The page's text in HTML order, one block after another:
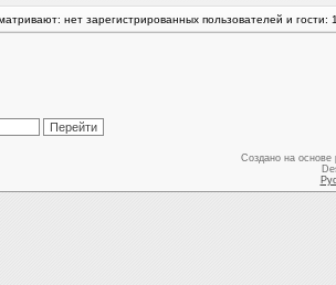
нет зарегистрированных пользователей и гости:
Создано на основе